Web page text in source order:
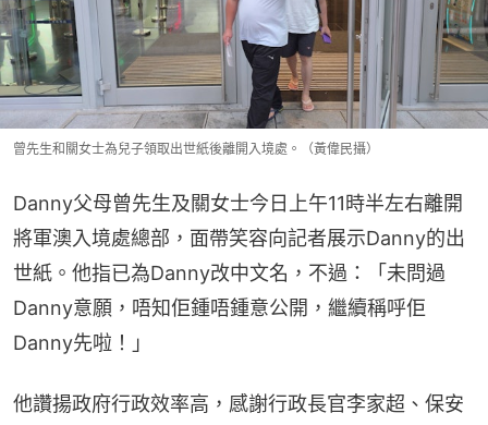
曾先生和關女士為兒子領取出世紙後離開入境處。（黃偉民攝）
Danny父母曾先生及關女士今日上午11時半左右離開
將軍澳入境處總部，面帶笑容向記者展示Danny的出
世紙。他指已為Danny改中文名，不過：「未問過
Danny意願，唔知佢鍾唔鍾意公開，繼續稱呼佢
Danny先啦！」
他讚揚政府行政效率高，感謝行政長官李家超、保安